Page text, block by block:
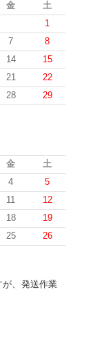
金
土
1
7
8
14
15
21
22
28
29
金
土
4
5
11
12
18
19
25
26
、発送作業